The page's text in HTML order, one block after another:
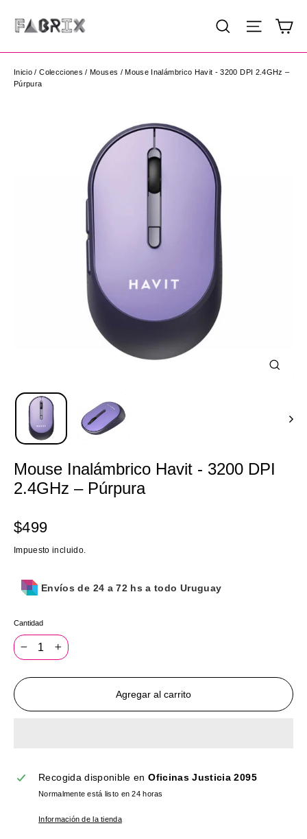
directamente
contenido
Buscar
Inicio / Colecciones / Mouses /Mouse Inalámbrico Havit - 3200 DPI 2.4GHz –
Púrpura
Mouse Inalámbrico Havit - 3200 DPI
2.4GHz – Púrpura
Precio
habitual
$499
Impuesto incluido.
Envíos de 24 a 72 hs a todo Uruguay
Cantidad
Agregar al carrito
Recogida disponible enOficinas Justicia 2095
Normalmente está listo en 24 horas
Información de la tienda